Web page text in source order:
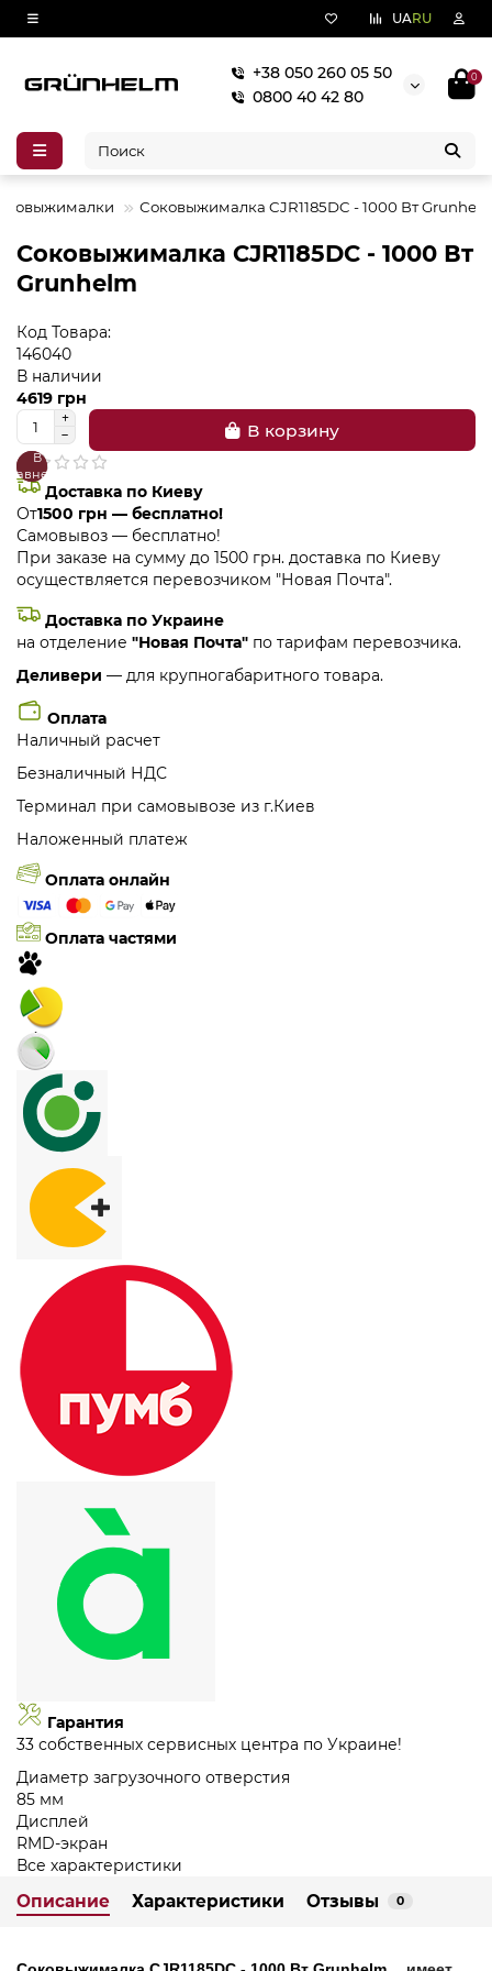
UARU
+38 050 260 05 50
0800 40 42 80
0
Соковыжималка CJR1185DC - 1000 Вт
Соковыжималка CJR1185DC - 1000 Вт
Grunhelm
Код Товара:
146040
В наличии
4619 грн
В корзину
В
закладки
В
сравнение
Доставка по Киеву
От1500 грн — бесплатно!
Самовывоз — бесплатно!
При заказе на сумму до 1500 грн. доставка по Киеву
осуществляется перевозчиком "Новая Почта".
Доставка по Украине
на отделение "Новая Почта" по тарифам перевозчика.
Деливери — для крупногабаритного товара.
Оплата
Наличный расчет
Безналичный НДС
Терминал при самовывозе из г.Киев
Наложенный платеж
Оплата онлайн
Оплата частями
Гарантия
33 собственных сервисных центра по Украине!
Диаметр загрузочного отверстия
85 мм
Дисплей
RMD-экран
Все характеристики
Описание Характеристики Отзывы 0